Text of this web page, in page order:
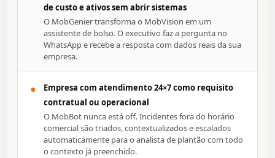
de custo e ativos sem abrir sistemas
O MobGenier transforma o MobVision em um
assistente de bolso. O executivo faz a pergunta no
WhatsApp e recebe a resposta com dados reais da sua
empresa.
●
Empresa com atendimento 24×7 como requisito
contratual ou operacional
O MobBot nunca está off. Incidentes fora do horário
comercial são triados, contextualizados e escalados
automaticamente para o analista de plantão com todo
o contexto já preenchido.